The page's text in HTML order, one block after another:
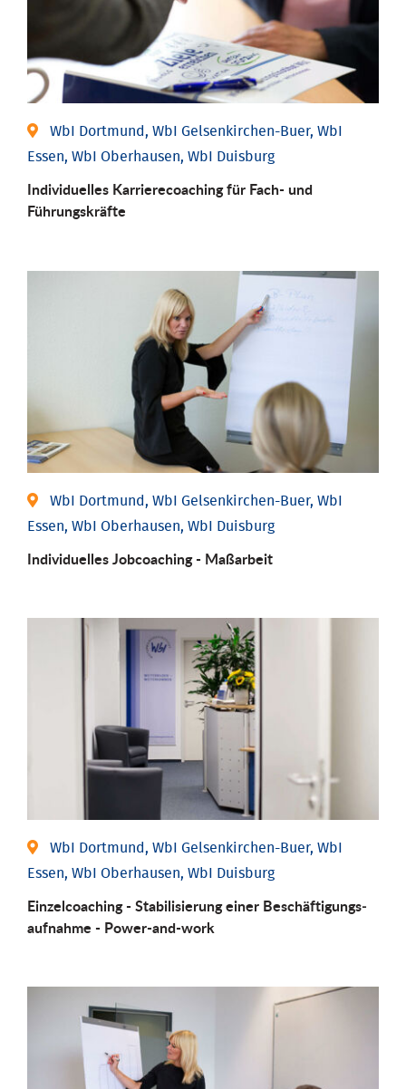
WbI Dortmund, WbI Gelsenkirchen-Buer, WbI
Essen, WbI Oberhausen, WbI Duisburg
Individu­elles Karrierecoaching für Fach-­ und
Führungs­kräfte
WbI Dortmund, WbI Gelsenkirchen-Buer, WbI
Essen, WbI Oberhausen, WbI Duisburg
Individu­elles Job­coaching - Maßarbeit
WbI Dortmund, WbI Gelsenkirchen-Buer, WbI
Essen, WbI Oberhausen, WbI Duisburg
Einzel­coaching - Stabili­sierung einer Be­schäftigungs­
aufnahme - Power-and-work